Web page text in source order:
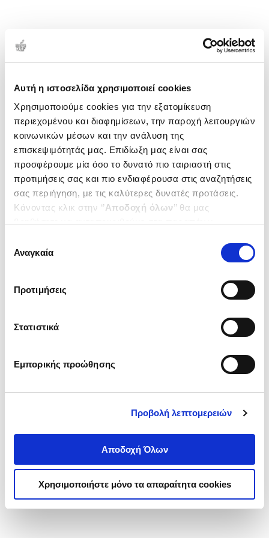
Αυτή η ιστοσελίδα χρησιμοποιεί cookies
Χρησιμοποιούμε cookies για την εξατομίκευση
περιεχομένου και διαφημίσεων, την παροχή λειτουργιών
κοινωνικών μέσων και την ανάλυση της
επισκεψιμότητάς μας. Επιδίωξη μας είναι σας
προσφέρουμε μία όσο το δυνατό πιο ταιριαστή στις
προτιμήσεις σας και πιο ενδιαφέρουσα στις αναζητήσεις
σας περιήγηση, με τις καλύτερες δυνατές προτάσεις.
Κάνοντας κλικ στην ‘’Αποδοχή όλων’’ θα μας
ενδιαφέρουν και να επιλέξετε από τα παρακάτω με την
΄΄και να ενημερωθείτε σχετικά με
συγκατάθεσης
Αναγκαία
Προτιμήσεις
Στατιστικά
Εμπορικής προώθησης
Προβολή λεπτομερειών
Αποδοχή Όλων
Χρησιμοποιήστε μόνο τα απαραίτητα cookies